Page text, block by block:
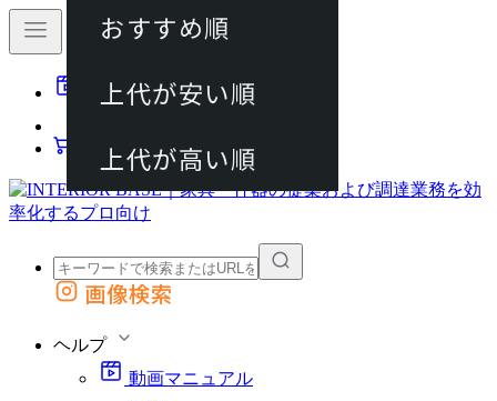
動画マニュアル
カート
外部サイトの商品をカートに追加
画像検索
ヘルプ
動画マニュアル
おすすめ順
上代が安い順
上代が高い順